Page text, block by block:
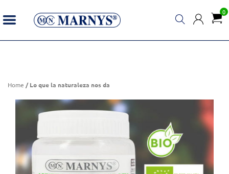
0
Lo que la naturaleza nos da
Home / Lo que la naturaleza nos da